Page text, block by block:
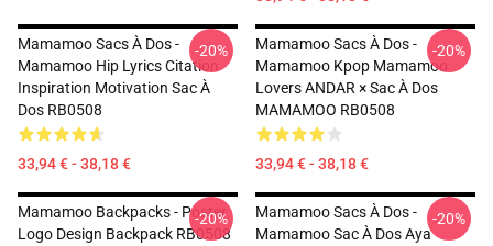
Mamamoo Sacs À Dos -
Mamamoo Hip Lyrics Citation
Inspiration Motivation Sac À
Dos RB0508
33,94 € - 38,18 €
-20%
Mamamoo Sacs À Dos -
Mamamoo Kpop Mamamoo
Lovers ANDAR × Sac À Dos
MAMAMOO RB0508
33,94 € - 38,18 €
-20%
Mamamoo Backpacks - Poster
Logo Design Backpack RB0508
-20%
Mamamoo Sacs À Dos -
Mamamoo Sac À Dos Aya
-20%